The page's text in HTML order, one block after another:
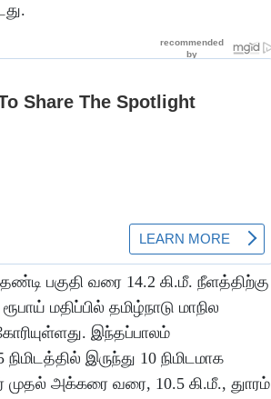
பகுதி வரை 14.2 கி.மீ. நீளத்திற்கு
மதிப்பில் தமிழ்நாடு மாநில
இந்தப்பாலம்
இருந்து 10 நிமிடமாக
முதல் அக்கரை வரை, 10.5 கி.மீ., துாரம்